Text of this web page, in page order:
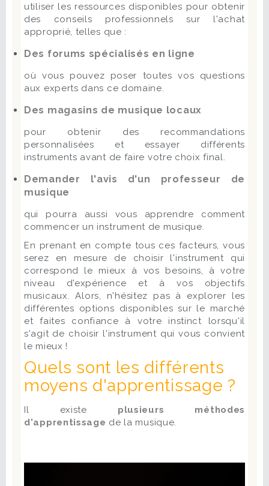
utiliser les ressources disponibles pour obtenir
des conseils professionnels sur l'achat
approprié, telles que :
Des forums spécialisés en ligne
où vous pouvez poser toutes vos questions
aux experts dans ce domaine.
Des magasins de musique locaux
pour obtenir des recommandations
personnalisées et essayer différents
instruments avant de faire votre choix final.
Demander l'avis d'un professeur de
musique
qui pourra aussi vous apprendre comment
commencer un instrument de musique.
En prenant en compte tous ces facteurs, vous
serez en mesure de choisir l'instrument qui
correspond le mieux à vos besoins, à votre
niveau d'expérience et à vos objectifs
musicaux. Alors, n'hésitez pas à explorer les
différentes options disponibles sur le marché
et faites confiance à votre instinct lorsqu'il
s'agit de choisir l'instrument qui vous convient
le mieux !
Quels sont les différents
moyens d'apprentissage ?
Il existe plusieurs méthodes
d'apprentissage de la musique.